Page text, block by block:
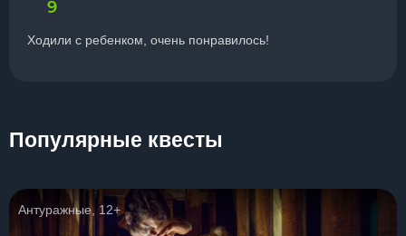
9
Ходили с ребенком, очень понравилось!
Популярные квесты
Антуражные, 12+